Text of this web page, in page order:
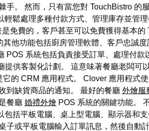
。 然而，只有當您對 TouchBistro 的
鬆處理多種付款方式、管理庫存並管
免費的，客戶甚至可以免費獲得基本的
他功能包括廚房管理軟體、客戶忠誠
系統包括負責接受訂單、處理付款
供客製化計劃。 這意味著餐廳老闆可
的 CRM 應用程式。 Clover 應用程式
到缺貨商品的通知。 最好的餐廳 外燴服
餐廳 婚禮外燴 POS 系統的關鍵功能。
括平板電腦、桌上型電腦、顯示器和
子或平板電腦輸入訂單訊息，然後自動